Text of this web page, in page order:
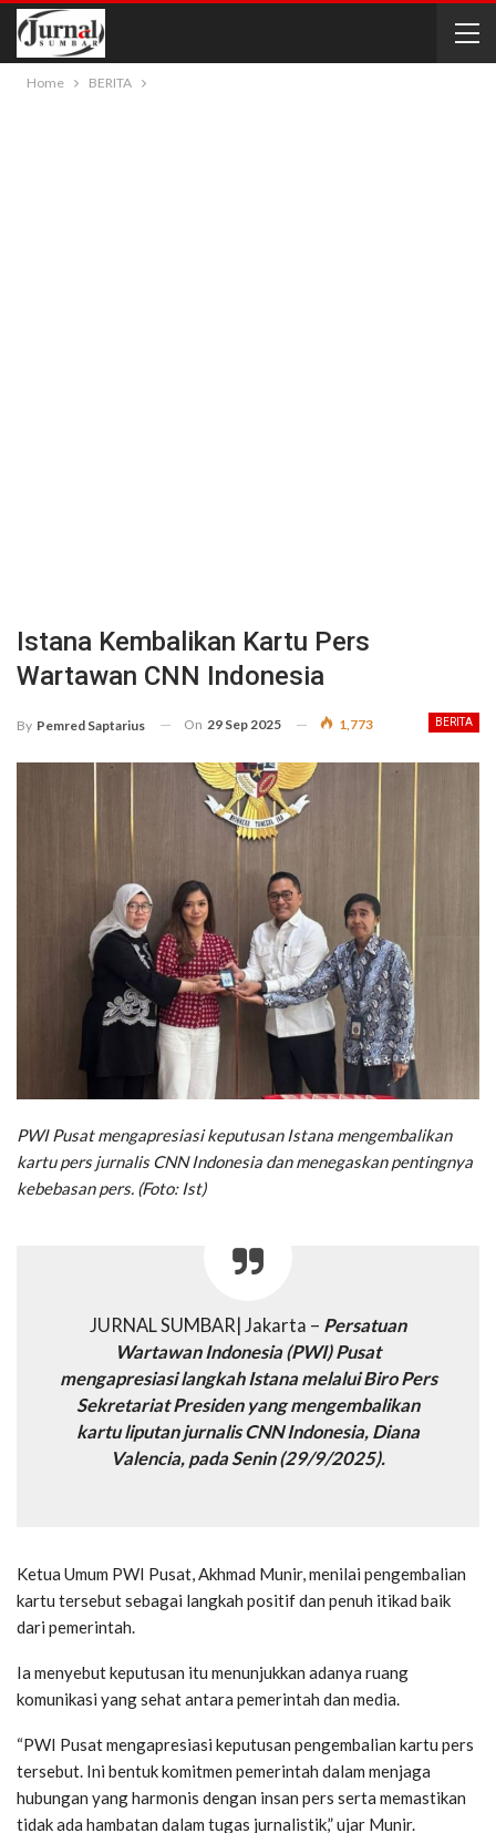
Home BERITA
Istana Kembalikan Kartu Pers
Wartawan CNN Indonesia
BERITA
By Pemred Saptarius On 29 Sep 2025 1,773
PWI Pusat mengapresiasi keputusan Istana mengembalikan
kartu pers jurnalis CNN Indonesia dan menegaskan pentingnya
kebebasan pers. (Foto: Ist)
JURNAL SUMBAR| Jakarta – Persatuan
Wartawan Indonesia (PWI) Pusat
mengapresiasi langkah Istana melalui Biro Pers
Sekretariat Presiden yang mengembalikan
kartu liputan jurnalis CNN Indonesia, Diana
Valencia, pada Senin (29/9/2025).
Ketua Umum PWI Pusat, Akhmad Munir, menilai pengembalian
kartu tersebut sebagai langkah positif dan penuh itikad baik
dari pemerintah.
Ia menyebut keputusan itu menunjukkan adanya ruang
komunikasi yang sehat antara pemerintah dan media.
“PWI Pusat mengapresiasi keputusan pengembalian kartu pers
tersebut. Ini bentuk komitmen pemerintah dalam menjaga
hubungan yang harmonis dengan insan pers serta memastikan
tidak ada hambatan dalam tugas jurnalistik,” ujar Munir.